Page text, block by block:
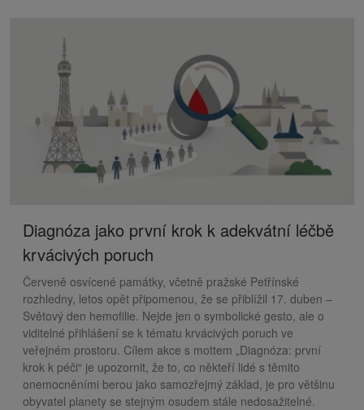
Diagnóza jako první krok k adekvátní léčbě
krvácivých poruch
Červeně osvícené památky, včetně pražské Petřínské
rozhledny, letos opět připomenou, že se přiblížil 17. duben –
Světový den hemofilie. Nejde jen o symbolické gesto, ale o
viditelné přihlášení se k tématu krvácivých poruch ve
veřejném prostoru. Cílem akce s mottem „Diagnóza: první
krok k péči“ je upozornit, že to, co někteří lidé s těmito
onemocněními berou jako samozřejmý základ, je pro většinu
obyvatel planety se stejným osudem stále nedosažitelné.